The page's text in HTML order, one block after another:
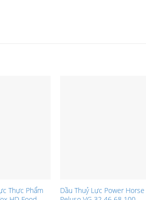
Thực Phẩm
Dầu Thuỷ Lực Power Horse